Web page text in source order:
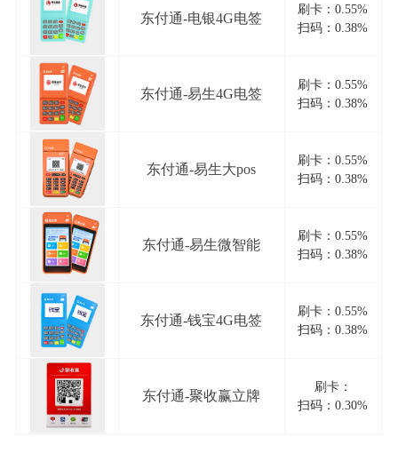
东付通-电银4G电签
刷卡：0.55%
扫码：0.38%
东付通-易生4G电签
刷卡：0.55%
扫码：0.38%
东付通-易生大pos
刷卡：0.55%
扫码：0.38%
东付通-易生微智能
刷卡：0.55%
扫码：0.38%
东付通-钱宝4G电签
刷卡：0.55%
扫码：0.38%
东付通-聚收赢立牌
刷卡：
扫码：0.30%